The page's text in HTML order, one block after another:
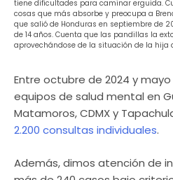
tiene dificultades para caminar erguida.
cosas que más absorbe y preocupa a
que salió de Honduras en septiembre de
de 14 años. Cuenta que las pandillas la
aprovechándose de la situación de la hija
Entre octubre de 2024 y
equipos de salud mental en
Matamoros, CDMX y
2.200 consultas individuales.
Además, dimos atención de